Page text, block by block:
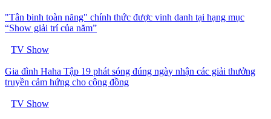
"Tân binh toàn năng" chính thức được vinh danh tại hạng mục
“Show giải trí của năm”
TV Show
Gia đình Haha Tập 19 phát sóng đúng ngày nhận các giải thưởng
truyền cảm hứng cho cộng đồng
TV Show